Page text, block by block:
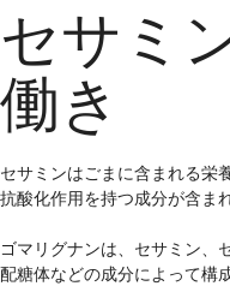
セサミ
働き
セサミンはごまに含まれる栄
抗酸化作用を持つ成分が含ま
ゴマリグナンは、セサミン、
配糖体などの成分によって構